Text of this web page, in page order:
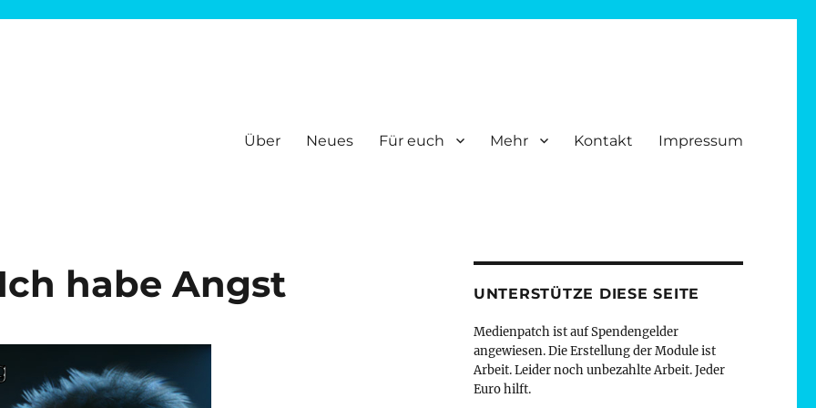
Über Neues Für euch Mehr Kontakt Impressum
habe Angst UNTERSTÜTZE DIESE SEITE
Medienpatch ist auf Spendengelder
angewiesen. Die Erstellung der Module ist
Arbeit. Leider noch unbezahlte Arbeit. Jeder
Euro hilft.